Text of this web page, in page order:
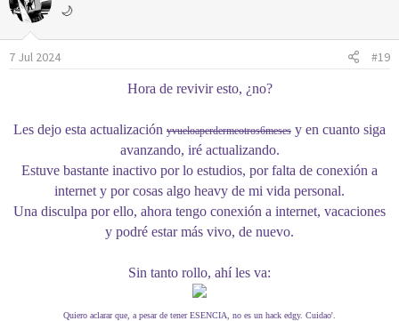
Spoiler:
🌙
7 Jul 2024 #19
Hora de revivir esto, ¿no?
Les dejo esta actualización yvueloaperdermeotros6meses y en cuanto siga
avanzando, iré actualizando.
Estuve bastante inactivo por lo estudios, por falta de conexión a
internet y por cosas algo heavy de mi vida personal.
Una disculpa por ello, ahora tengo conexión a internet, vacaciones
y podré estar más vivo, de nuevo.
Sin tanto rollo, ahí les va:
Quiero aclarar que, a pesar de tener ESENCIA, no es un hack edgy. Cuidao'.